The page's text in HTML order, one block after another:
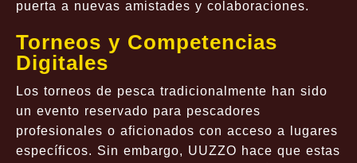
puerta a nuevas amistades y colaboraciones.
Torneos y Competencias
Digitales
Los torneos de pesca tradicionalmente han sido
un evento reservado para pescadores
profesionales o aficionados con acceso a lugares
específicos. Sin embargo, UUZZO hace que estas